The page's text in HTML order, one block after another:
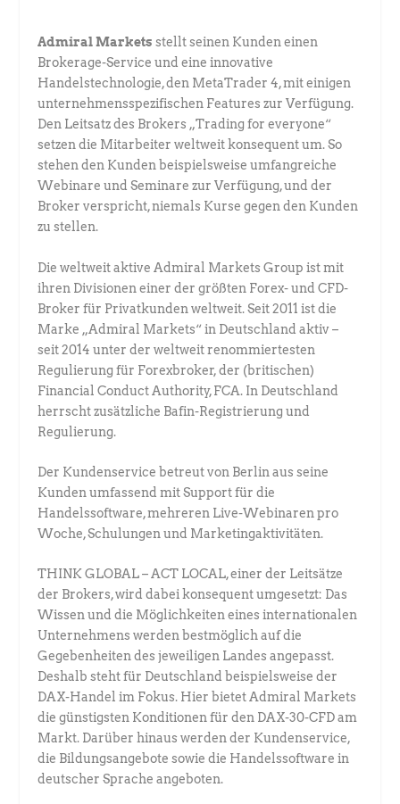
Admiral Markets stellt seinen Kunden einen
Brokerage-Service und eine innovative
Handelstechnologie, den MetaTrader 4, mit einigen
unternehmensspezifischen Features zur Verfügung.
Den Leitsatz des Brokers „Trading for everyone“
setzen die Mitarbeiter weltweit konsequent um. So
stehen den Kunden beispielsweise umfangreiche
Webinare und Seminare zur Verfügung, und der
Broker verspricht, niemals Kurse gegen den Kunden
zu stellen.
Die weltweit aktive Admiral Markets Group ist mit
ihren Divisionen einer der größten Forex- und CFD-
Broker für Privatkunden weltweit. Seit 2011 ist die
Marke „Admiral Markets“ in Deutschland aktiv –
seit 2014 unter der weltweit renommiertesten
Regulierung für Forexbroker, der (britischen)
Financial Conduct Authority, FCA. In Deutschland
herrscht zusätzliche Bafin-Registrierung und
Regulierung.
Der Kundenservice betreut von Berlin aus seine
Kunden umfassend mit Support für die
Handelssoftware, mehreren Live-Webinaren pro
Woche, Schulungen und Marketingaktivitäten.
THINK GLOBAL – ACT LOCAL, einer der Leitsätze
der Brokers, wird dabei konsequent umgesetzt: Das
Wissen und die Möglichkeiten eines internationalen
Unternehmens werden bestmöglich auf die
Gegebenheiten des jeweiligen Landes angepasst.
Deshalb steht für Deutschland beispielsweise der
DAX-Handel im Fokus. Hier bietet Admiral Markets
die günstigsten Konditionen für den DAX-30-CFD am
Markt. Darüber hinaus werden der Kundenservice,
die Bildungsangebote sowie die Handelssoftware in
deutscher Sprache angeboten.